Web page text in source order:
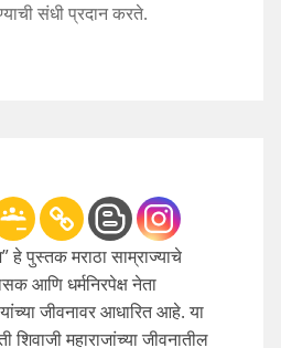
संधी प्रदान करते.
हे पुस्तक मराठा साम्राज्याचे
आणि धर्मनिरपेक्ष नेता
जीवनावर आधारित आहे. या
महाराजांच्या जीवनातील